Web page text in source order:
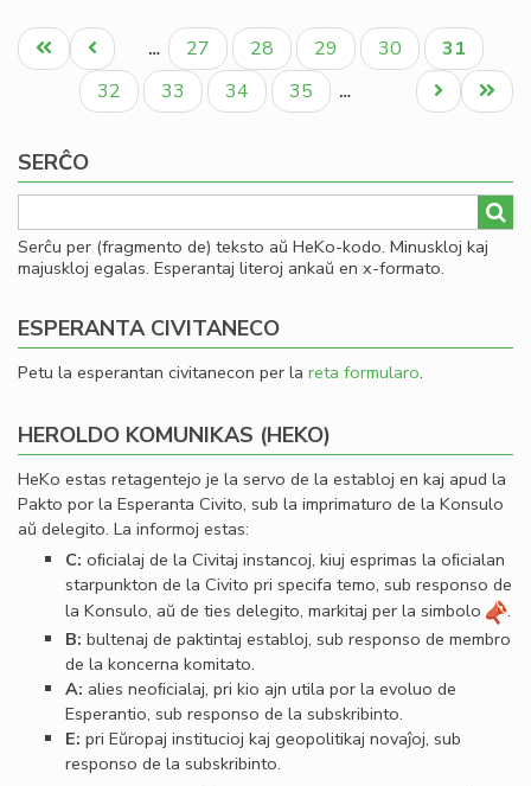
anticionismo,
antieŭropismo
kreskas
en
Pagination
Unua
paĝo
Antaŭa
paĝo
… Paĝo
27 Paĝo
28 Paĝo
29 Paĝo
30
Aktuala
paĝo
31
Paĝo
32 Paĝo
33 Paĝo
34 Paĝo
35 …
Last
page
Next
page
SERĈO
Serĉu per (fragmento de) teksto aŭ HeKo-kodo. Minuskloj kaj
majuskloj egalas. Esperantaj literoj ankaŭ en x-formato.
ESPERANTA CIVITANECO
Petu la esperantan civitanecon per la reta formularo.
HEROLDO KOMUNIKAS (HEKO)
HeKo estas retagentejo je la servo de la establoj en kaj apud la
Pakto por la Esperanta Civito, sub la imprimaturo de la Konsulo
aŭ delegito. La informoj estas:
C: oﬁcialaj de la Civitaj instancoj, kiuj esprimas la oﬁcialan
starpunkton de la Civito pri specifa temo, sub responso de
la Konsulo, aŭ de ties delegito, markitaj per la simbolo
.
B: bultenaj de paktintaj establoj, sub responso de membro
de la koncerna komitato.
A: alies neoﬁcialaj, pri kio ajn utila por la evoluo de
Esperantio, sub responso de la subskribinto.
E: pri Eŭropaj institucioj kaj geopolitikaj novaĵoj, sub
responso de la subskribinto.